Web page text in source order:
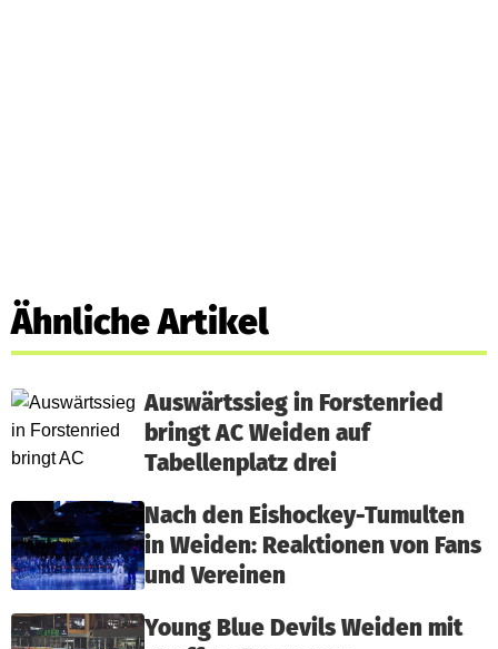
Ähnliche Artikel
Auswärtssieg in Forstenried
bringt AC Weiden auf
Tabellenplatz drei
Nach den Eishockey-Tumulten
in Weiden: Reaktionen von Fans
und Vereinen
Young Blue Devils Weiden mit